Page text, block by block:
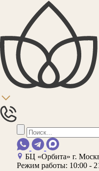
БЦ «Орбита» г.
Режим работы: 10:00 -